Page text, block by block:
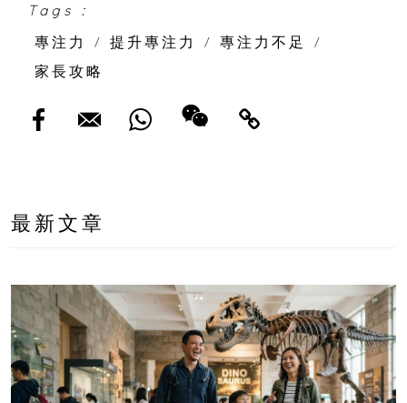
Tags :
專注力
/ 提升專注力 / 專注力不足
/
家長攻略
最新文章